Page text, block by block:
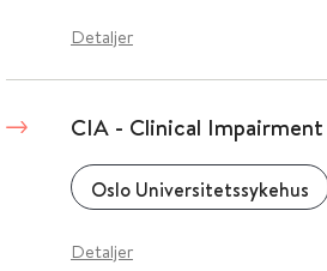
Detaljer
CIA - Clinical
Oslo Universitetssykehus
Detaljer